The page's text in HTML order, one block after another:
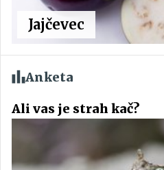
Jajčevec
Anketa
Ali vas je strah kač?